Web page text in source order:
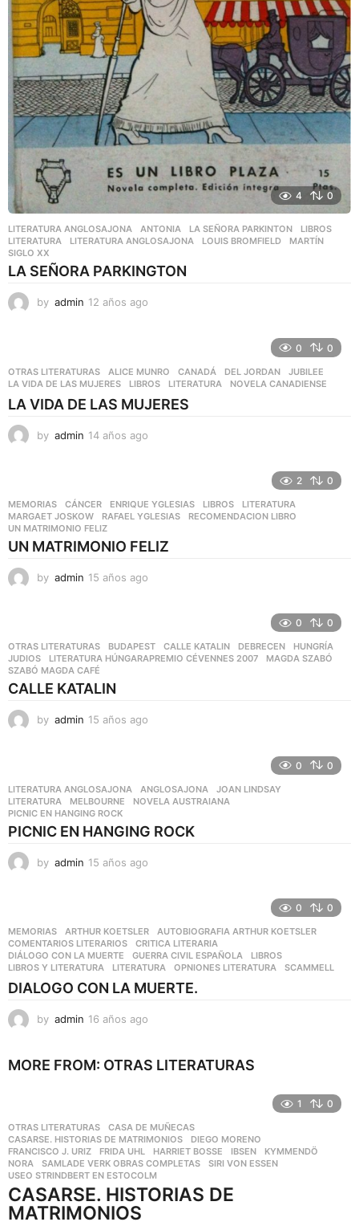
4 0
LITERATURA ANGLOSAJONA ANTONIA ,LA SEÑORA PARKINTON ,LIBROS
LITERATURA
,LITERATURA ANGLOSAJONA ,LOUIS BROMFIELD ,MARTÍN
SIGLO XX
LA SEÑORA PARKINGTON
by admin 12 años ago
a
o
0 0
OTRAS LITERATURAS ALICE MUNRO ,CANADÁ ,DEL JORDAN ,JUBILEE
LA VIDA DE LAS MUJERES
,LIBROS ,LITERATURA ,NOVELA CANADIENSE
LA VIDA DE LAS MUJERES
by admin 14 años ago
s
g
2 0
MEMORIAS CÁNCER ,ENRIQUE YGLESIAS ,LIBROS ,LITERATURA
MARGAET JOSKOW
,RAFAEL YGLESIAS ,RECOMENDACION LIBRO
UN MATRIMONIO FELIZ
UN MATRIMONIO FELIZ
by admin 15 años ago
s
0 0
OTRAS LITERATURAS BUDAPEST ,CALLE KATALIN ,DEBRECEN ,HUNGRÍA
JUDIOS
,LITERATURA HÚNGARAPREMIO CÉVENNES 2007 ,MAGDA SZABÓ
SZABÓ MAGDA CAFÉ
CALLE KATALIN
by admin 15 años ago
s
g
0 0
LITERATURA ANGLOSAJONA ANGLOSAJONA ,JOAN LINDSAY
LITERATURA
,MELBOURNE ,NOVELA AUSTRAIANA
PICNIC EN HANGING ROCK
PICNIC EN HANGING ROCK
by admin 15 años ago
s
a
g
o
0 0
MEMORIAS ARTHUR KOETSLER ,AUTOBIOGRAFIA ARTHUR KOETSLER
COMENTARIOS LITERARIOS
,CRITICA LITERARIA
DIÁLOGO CON LA MUERTE
,GUERRA CIVIL ESPAÑOLA ,LIBROS
LIBROS Y LITERATURA
,LITERATURA ,OPNIONES LITERATURA ,SCAMMELL
DIALOGO CON LA MUERTE.
by admin 16 años ago
ñ
g
o
MORE FROM: OTRAS LITERATURAS
1 0
OTRAS LITERATURAS CASA DE MUÑECAS
CASARSE. HISTORIAS DE MATRIMONIOS
,DIEGO MORENO
FRANCISCO J. URIZ
,FRIDA UHL ,HARRIET BOSSE ,IBSEN ,KYMMENDÖ
NORA
,SAMLADE VERK OBRAS COMPLETAS ,SIRI VON ESSEN
USEO STRINDBERT EN ESTOCOLM
CASARSE. HISTORIAS DE
MATRIMONIOS